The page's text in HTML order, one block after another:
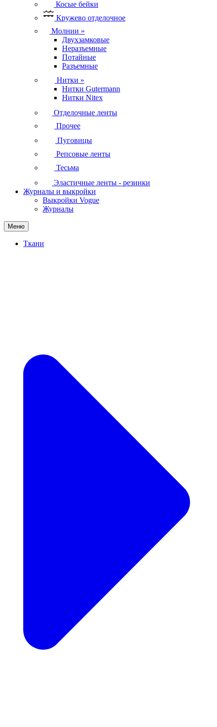
Косые бейки
Кружево отделочное
Молнии »
Двухзамковые
Неразъемные
Потайные
Разъемные
Нитки »
Нитки Gutermann
Нитки Nitex
Отделочные ленты
Прочее
Пуговицы
Репсовые ленты
Тесьма
Эластичные ленты - резинки
Журналы и выкройки
Выкройки Vogue
Журналы
Меню
Ткани